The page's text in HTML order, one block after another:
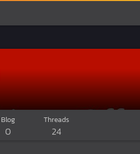
Blog
0
Threads
24